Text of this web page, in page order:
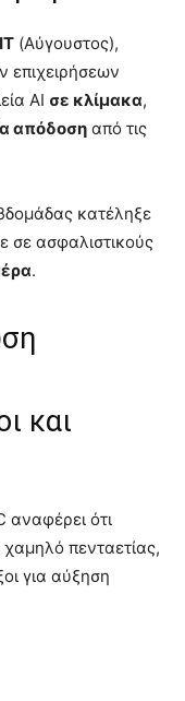
(Αύγουστος),
επιχειρήσεων
AI σε κλίμακα,
απόδοση από τις
κατέληξε
σε ασφαλιστικούς
.
και
αναφέρει ότι
πενταετίας,
για αύξηση